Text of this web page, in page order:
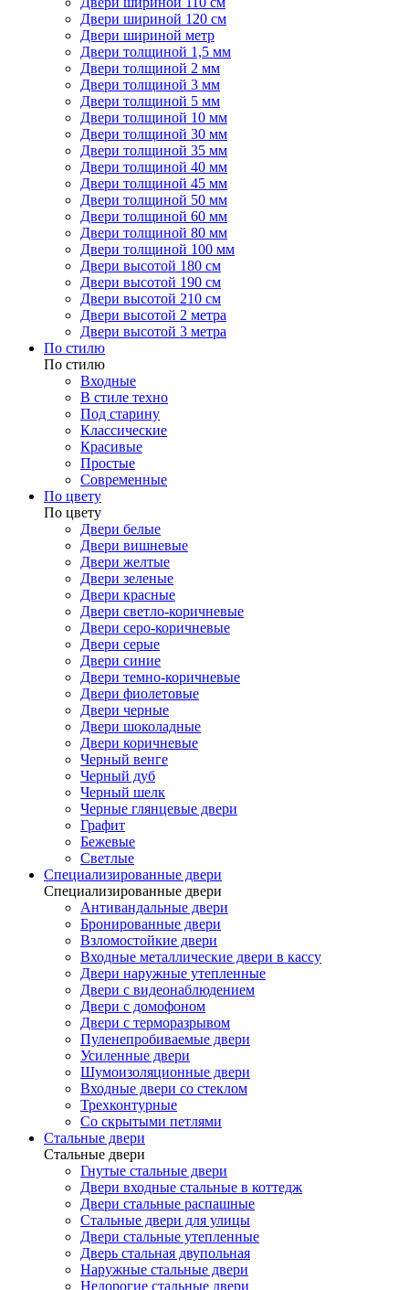
Двери шириной 120 см
Двери шириной метр
Двери толщиной 1,5 мм
Двери толщиной 2 мм
Двери толщиной 3 мм
Двери толщиной 5 мм
Двери толщиной 10 мм
Двери толщиной 30 мм
Двери толщиной 35 мм
Двери толщиной 40 мм
Двери толщиной 45 мм
Двери толщиной 50 мм
Двери толщиной 60 мм
Двери толщиной 80 мм
Двери толщиной 100 мм
Двери высотой 180 см
Двери высотой 190 см
Двери высотой 210 см
Двери высотой 2 метра
Двери высотой 3 метра
По стилю
По стилю
Входные
В стиле техно
Под старину
Классические
Красивые
Простые
Современные
По цвету
По цвету
Двери белые
Двери вишневые
Двери желтые
Двери зеленые
Двери красные
Двери светло-коричневые
Двери серо-коричневые
Двери серые
Двери синие
Двери темно-коричневые
Двери фиолетовые
Двери черные
Двери шоколадные
Двери коричневые
Черный венге
Черный дуб
Черный шелк
Черные глянцевые двери
Графит
Бежевые
Светлые
Специализированные двери
Специализированные двери
Антивандальные двери
Бронированные двери
Взломостойкие двери
Входные металлические двери в кассу
Двери наружные утепленные
Двери с видеонаблюдением
Двери с домофоном
Двери с терморазрывом
Пуленепробиваемые двери
Усиленные двери
Шумоизоляционные двери
Входные двери со стеклом
Трехконтурные
Со скрытыми петлями
Стальные двери
Стальные двери
Гнутые стальные двери
Двери входные стальные в коттедж
Двери стальные распашные
Стальные двери для улицы
Двери стальные утепленные
Дверь стальная двупольная
Наружные стальные двери
Недорогие стальные двери